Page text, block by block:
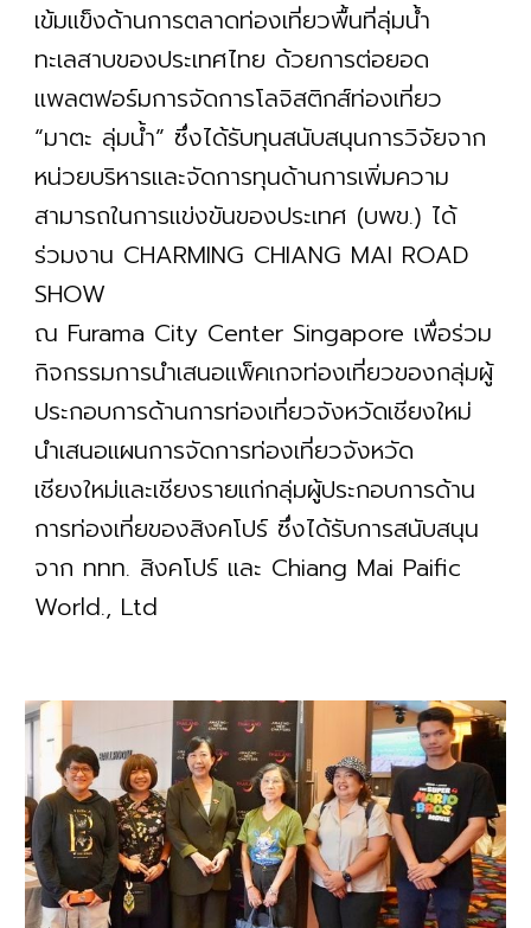
เข้มแข็งด้านการตลาดท่องเที่ยวพื้นที่ลุ่มน้ํา
ทะเลสาบของประเทศไทย ด้วยการต่อยอด
แพลตฟอร์มการจัดการโลจิสติกส์ท่องเที่ยว
“มาตะ ลุ่มน้ำ” ซึ่งได้รับทุนสนับสนุนการวิจัยจาก
หน่วยบริหารและจัดการทุนด้านการเพิ่มความ
สามารถในการแข่งขันของประเทศ (บพข.) ได้
ร่วมงาน CHARMING CHIANG MAI ROAD
SHOW
ณ Furama City Center Singapore เพื่อร่วม
กิจกรรมการนำเสนอแพ็คเกจท่องเที่ยวของกลุ่มผู้
ประกอบการด้านการท่องเที่ยวจังหวัดเชียงใหม่
นำเสนอแผนการจัดการท่องเที่ยวจังหวัด
เชียงใหม่และเชียงรายแก่กลุ่มผู้ประกอบการด้าน
การท่องเที่ยของสิงคโปร์ ซึ่งได้รับการสนับสนุน
จาก ททท. สิงคโปร์ และ Chiang Mai Paific
World., Ltd